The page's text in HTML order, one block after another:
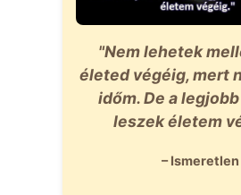
"Nem lehetek
életed végéig, mert
időm. De a
leszek életem
– Ismeretlen